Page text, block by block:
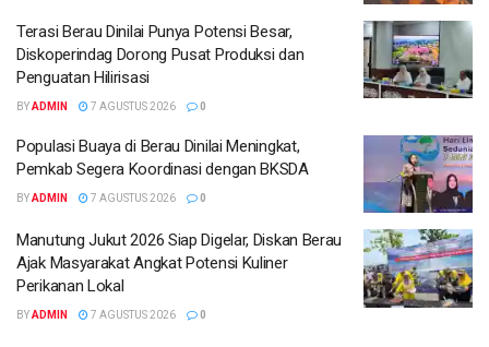
Terasi Berau Dinilai Punya Potensi Besar,
Diskoperindag Dorong Pusat Produksi dan
Penguatan Hilirisasi
BYADMIN 7 AGUSTUS 2026 0
Populasi Buaya di Berau Dinilai Meningkat,
Pemkab Segera Koordinasi dengan BKSDA
BYADMIN 7 AGUSTUS 2026 0
Manutung Jukut 2026 Siap Digelar, Diskan Berau
Ajak Masyarakat Angkat Potensi Kuliner
Perikanan Lokal
BYADMIN 7 AGUSTUS 2026 0